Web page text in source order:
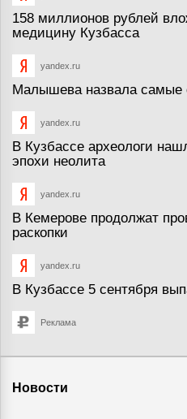
158 миллионов рублей
медицину Кузбасса
yandex.ru
Малышева назвала самые
yandex.ru
В Кузбассе археологи
эпохи неолита
yandex.ru
В Кемерове продолжат
раскопки
yandex.ru
В Кузбассе 5 сентября
Реклама
Новости